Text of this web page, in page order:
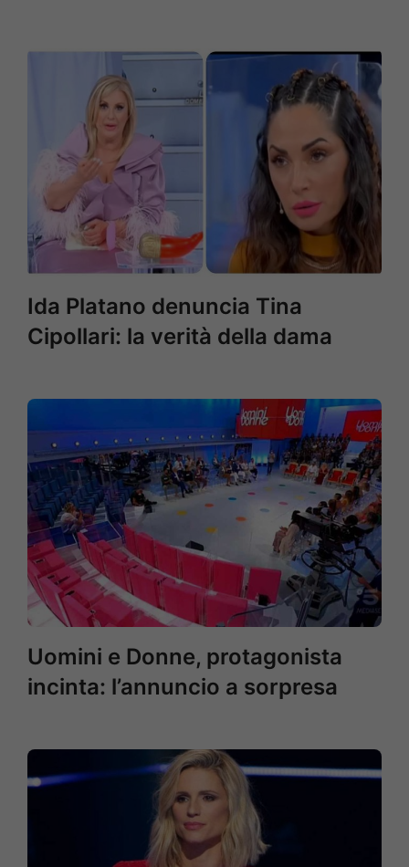
Ida Platano denuncia Tina
Cipollari: la verità della dama
Uomini e Donne, protagonista
incinta: l’annuncio a sorpresa